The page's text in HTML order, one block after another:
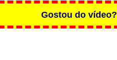
Gostou do vídeo?